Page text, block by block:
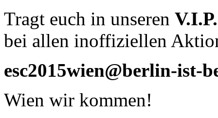
Tragt euch in unseren
bei allen inoffiziellen
esc2015wien@berlin-ist-
Wien wir kommen!